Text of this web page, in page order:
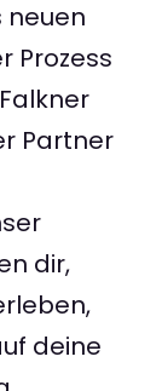
neuen
Prozess
Partner
dir,
deine